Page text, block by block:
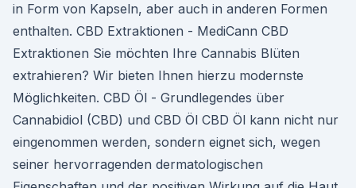
in Form von Kapseln, aber auch in anderen Formen
enthalten. CBD Extraktionen - MediCann CBD
Extraktionen Sie möchten Ihre Cannabis Blüten
extrahieren? Wir bieten Ihnen hierzu modernste
Möglichkeiten. CBD Öl - Grundlegendes über
Cannabidiol (CBD) und CBD Öl CBD Öl kann nicht nur
eingenommen werden, sondern eignet sich, wegen
seiner hervorragenden dermatologischen